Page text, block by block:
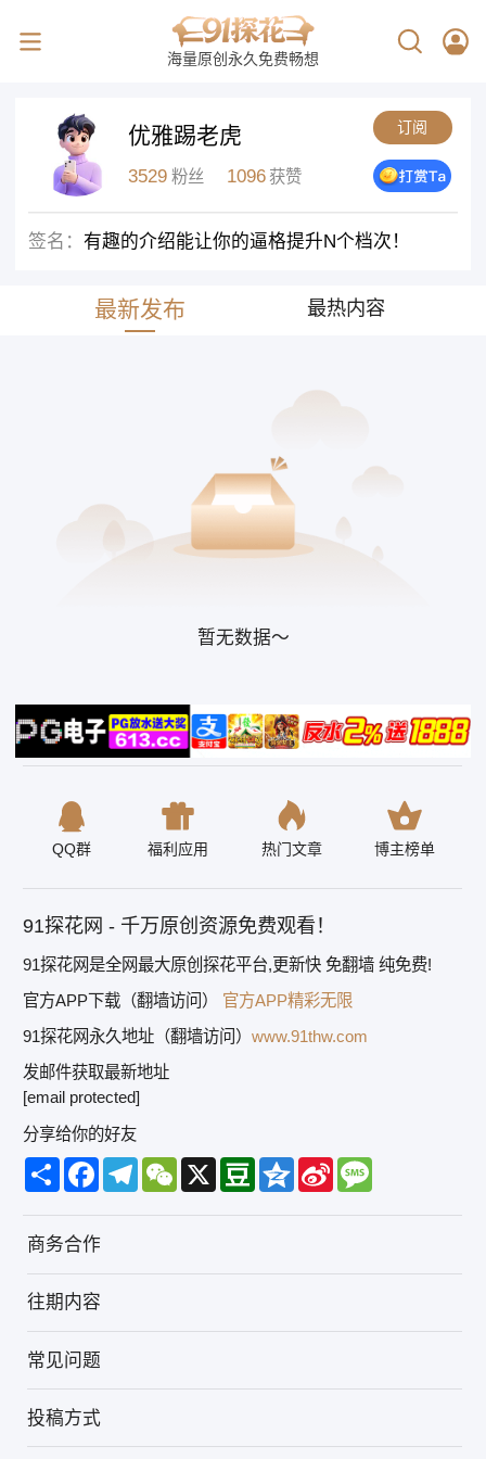
海量原创永久免费畅想
优雅踢老虎 订阅
3529 粉丝 1096 获赞
签名： 有趣的介绍能让你的逼格提升N个档次！
最新发布 最热内容
暂无数据～
QQ群 福利应用 热门文章 博主榜单
91探花网 - 千万原创资源免费观看！
91探花网是全网最大原创探花平台,更新快 免翻墙 纯免费!
官方APP下载（翻墙访问）
官方APP精彩无限
91探花网永久地址（翻墙访问） www.91thw.com
发邮件获取最新地址
[email protected]
分享给你的好友
Share FacebookTelegramWeChat
X DoubanQzoneSina
Weibo
Message
商务合作
往期内容
常见问题
投稿方式